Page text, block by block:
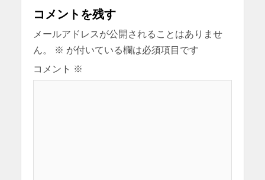
コメントを残す
メールアドレスが公開されることはありませ
ん。
※ が付いている欄は必須項目です
コメント ※